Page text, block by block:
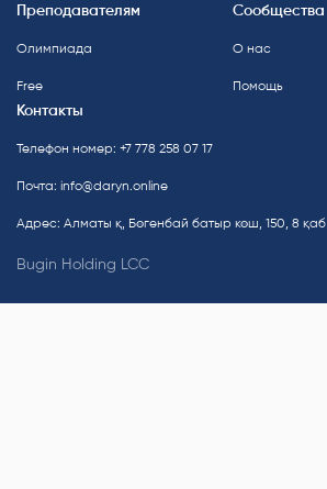
Преподавателям
Олимпиада
Free
Сообщества
О нас
Помощь
Контакты
Телефон номер: +7 778 258 07 17
Почта: info@daryn.online
Адрес: Алматы қ, Бөгенбай батыр көш, 150, 8 қаб
Bugin Holding LCC